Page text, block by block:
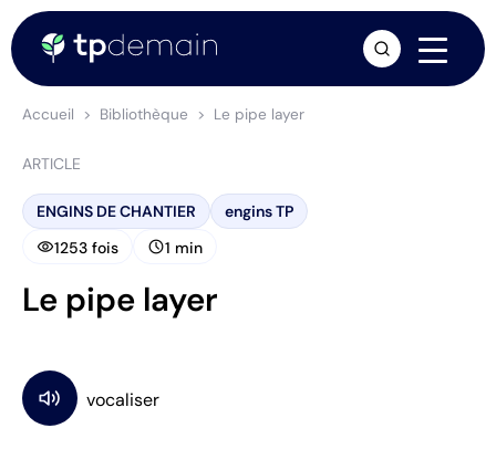
Accueil Bibliothèque Le pipe layer
ARTICLE
ENGINS DE CHANTIER engins TP
visibility1253 fois schedule1 min
Le pipe layer
arrow_forward